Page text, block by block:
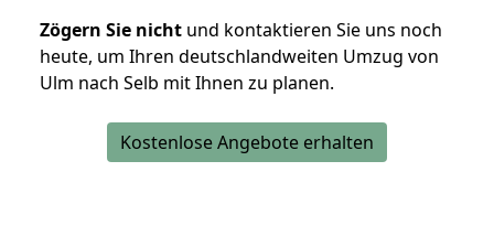
Zögern Sie nicht und kontaktieren Sie uns noch
heute, um Ihren deutschlandweiten Umzug von
Ulm nach Selb mit Ihnen zu planen.
Kostenlose Angebote erhalten